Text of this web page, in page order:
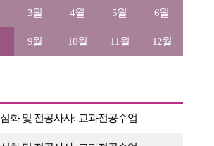
3월 4월 5월 6월
9월 10월 11월 12월
심화 및 전공사사: 교과전공수업